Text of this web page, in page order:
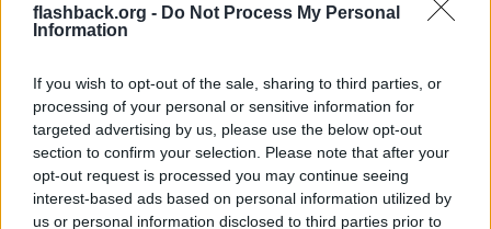
flashback.org - Do Not Process My Personal
Information
If you wish to opt-out of the sale, sharing to third parties, or
processing of your personal or sensitive information for
targeted advertising by us, please use the below opt-out
section to confirm your selection. Please note that after your
opt-out request is processed you may continue seeing
interest-based ads based on personal information utilized by
us or personal information disclosed to third parties prior to
Sarajevo tips
Strasbourg?
Svar avgubbrackaren 2026-06-2819:43
Turkiet / Istanbul??
Svar avurverksapelsin 2026-06-27 21:15
Vart hade du velat bo en månad i Europa ?